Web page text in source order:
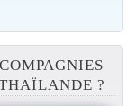
?